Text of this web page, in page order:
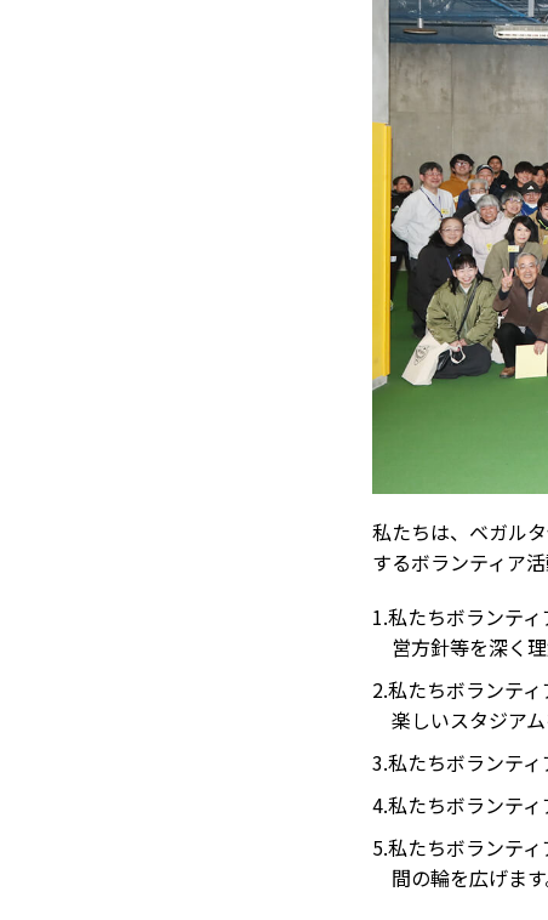
私たちは、ベガル
するボランティア活
1.私たちボランテ
営方針等を深く
2.私たちボランテ
楽しいスタジアム
3.私たちボランテ
4.私たちボランテ
5.私たちボランテ
間の輪を広げます